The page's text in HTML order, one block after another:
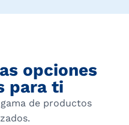
opciones
para ti
de productos